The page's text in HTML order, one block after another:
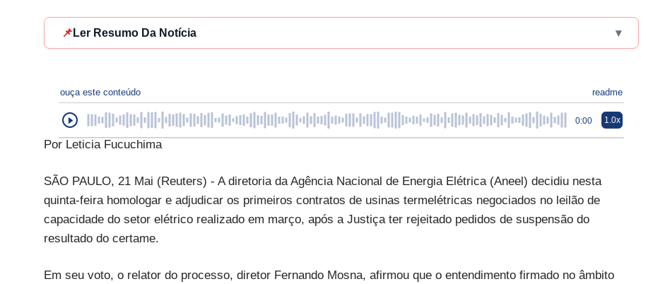
📌 Ler Resumo Da Notícia ▾
ouça este conteúdo readme
0:00 1.0x
Por Leticia Fucuchima
SÃO PAULO, 21 Mai (Reuters) - A diretoria da Agência Nacional de Energia Elétrica (Aneel) decidiu nesta
quinta-feira homologar e adjudicar os primeiros contratos de usinas termelétricas negociados no leilão de
capacidade do setor elétrico realizado em março, após a Justiça ter rejeitado pedidos de suspensão do
resultado do certame.
Em seu voto, o relator do processo, diretor Fernando Mosna, afirmou que o entendimento firmado no âmbito